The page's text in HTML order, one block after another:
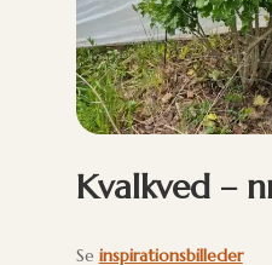
Kvalkved –
Se inspirationsbilleder